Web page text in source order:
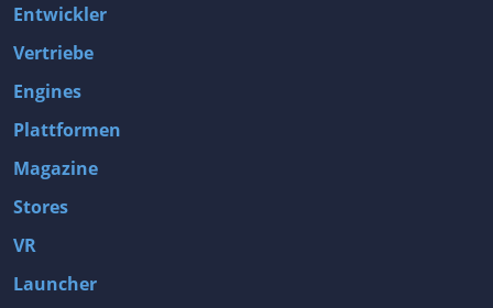
Entwickler
Vertriebe
Engines
Plattformen
Magazine
Stores
VR
Launcher